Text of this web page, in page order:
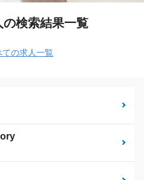
検索結果一覧
の求人一覧